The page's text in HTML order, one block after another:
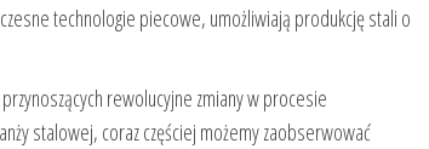
technologie piecowe, umożliwiają produkcję stali o
przynoszących rewolucyjne zmiany w procesie
stalowej, coraz częściej możemy zaobserwować